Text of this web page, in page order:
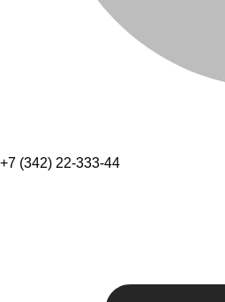
+7 (342) 22-333-44